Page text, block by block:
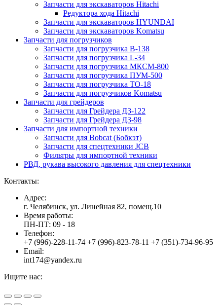
Запчасти для экскаваторов Hitachi
Редуктора хода Hitachi
Запчасти для экскаваторов HYUNDAI
Запчасти для экскаваторов Komatsu
Запчасти для погрузчиков
Запчасти для погрузчика B-138
Запчасти для погрузчика L-34
Запчасти для погрузчика МКСМ-800
Запчасти для погрузчика ПУМ-500
Запчасти для погрузчика ТО-18
Запчасти для погрузчиков Komatsu
Запчасти для грейдеров
Запчасти для Грейдера ДЗ-122
Запчасти для Грейдера ДЗ-98
Запчасти для импортной техники
Запчасти для Bobcat (Бобкэт)
Запчасти для спецтехники JCB
Фильтры для импортной техники
РВД, рукава высокого давления для спецтехники
Контакты:
Адрес:
г. Челябинск, ул. Линейная 82, помещ.10
Время работы:
ПН-ПТ: 09 - 18
Телефон:
+7 (996)-228-11-74 +7 (996)-823-78-11 +7 (351)-734-96-95
Email:
int174@yandex.ru
Ищите нас:
Страница
YouTube
Страница
Viber
Страница
WhatsApp
Вверх